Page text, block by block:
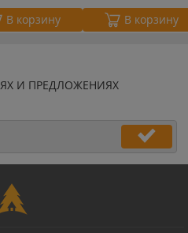
В корзину В корзину
И ПРЕДЛОЖЕНИЯХ